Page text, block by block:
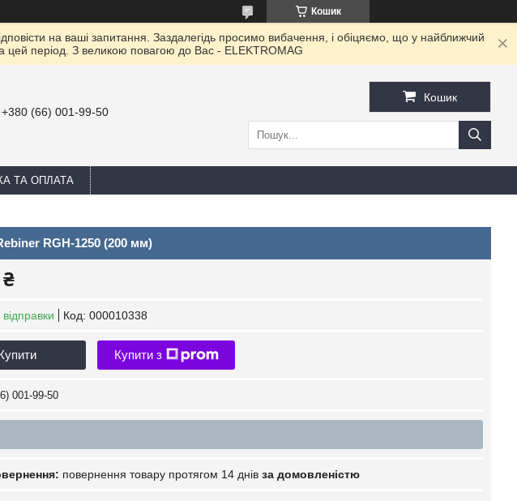
Кошик
на ваші запитання. Заздалегідь просимо вибачення, і обіцяємо, що у найближчий
цей період. З великою повагою до Ваc - ELEKTROMAG
+380 (66) 001-99-50
Кошик
ТА ОПЛАТА
RGH-1250 (200 мм)
Код: 000010338
Купити з
001-99-50
повернення товару протягом 14 днів за домовленістю